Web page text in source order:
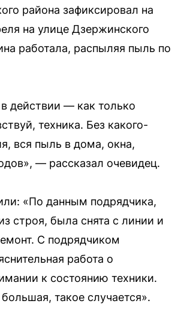
района зафиксировал на
на улице Дзержинского
работала, распыляя пыль по
действии — как только
техника. Без какого-
вся пыль в дома, окна,
— рассказал очевидец.
«По данным подрядчика,
строя, была снята с линии и
С подрядчиком
работа о
к состоянию техники.
такое случается».